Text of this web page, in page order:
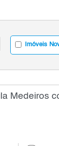
Imóveis
Medeiros